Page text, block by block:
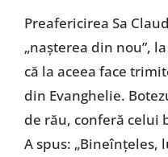
Preafericirea Sa
„nașterea din nou”,
că la aceea face
din Evanghelie.
de rău, conferă celui
A spus: „Bineînțeles,